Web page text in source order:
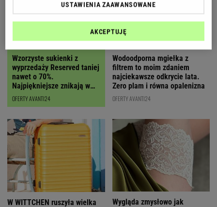
Wzorzyste sukienki z
wyprzedaży Reserved taniej
nawet o 70%.
Najpiękniejsze znikają w
mig
OFERTY AVANTI24
Wodoodporna mgiełka z
filtrem to moim zdaniem
najciekawsze odkrycie lata.
Zero plam i równa opalenizna
OFERTY AVANTI24
W WITTCHEN ruszyła wielka
Wygląda zmysłowo jak
USTAWIENIA ZAAWANSOWANE
AKCEPTUJĘ